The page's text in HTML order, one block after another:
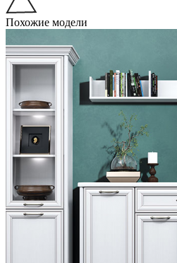
Похожие модели